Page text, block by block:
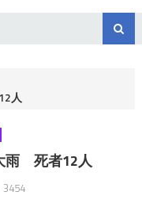
人
雨 死者12人
3454